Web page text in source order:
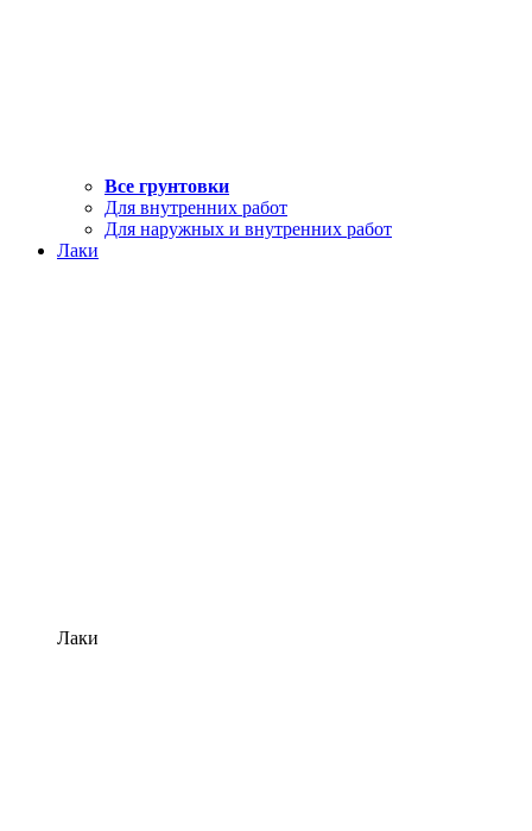
Все грунтовки
Для внутренних работ
Для наружных и внутренних работ
Лаки
Лаки